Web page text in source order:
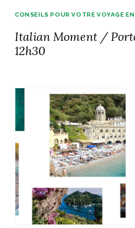
CONSEILS POUR VOTRE VOYAGE
Italian Moment /
12h30